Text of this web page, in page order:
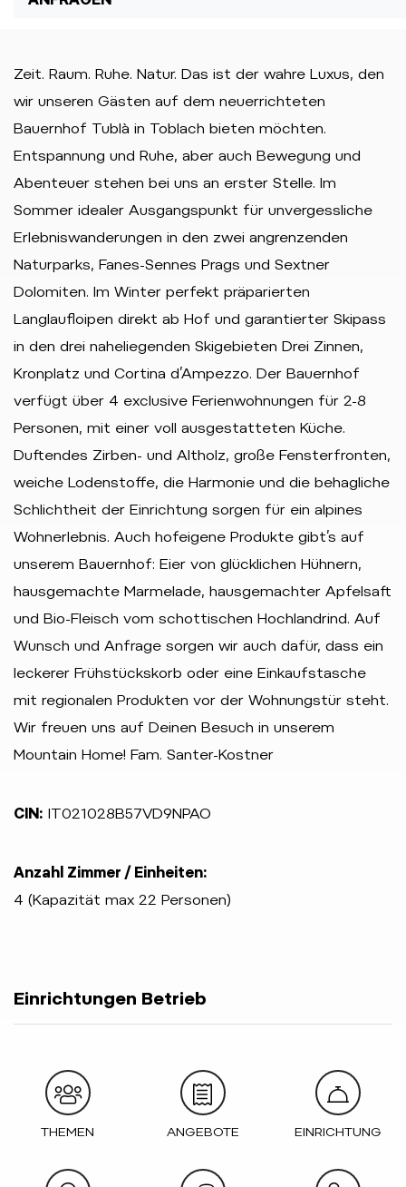
Zeit. Raum. Ruhe. Natur. Das ist der wahre Luxus, den
wir unseren Gästen auf dem neuerrichteten
Bauernhof Tublà in Toblach bieten möchten.
Entspannung und Ruhe, aber auch Bewegung und
Abenteuer stehen bei uns an erster Stelle. Im
Sommer idealer Ausgangspunkt für unvergessliche
Erlebniswanderungen in den zwei angrenzenden
Naturparks, Fanes-Sennes Prags und Sextner
Dolomiten. Im Winter perfekt präparierten
Langlaufloipen direkt ab Hof und garantierter Skipass
in den drei naheliegenden Skigebieten Drei Zinnen,
Kronplatz und Cortina d’Ampezzo. Der Bauernhof
verfügt über 4 exclusive Ferienwohnungen für 2-8
Personen, mit einer voll ausgestatteten Küche.
Duftendes Zirben- und Altholz, große Fensterfronten,
weiche Lodenstoffe, die Harmonie und die behagliche
Schlichtheit der Einrichtung sorgen für ein alpines
Wohnerlebnis. Auch hofeigene Produkte gibt’s auf
unserem Bauernhof: Eier von glücklichen Hühnern,
hausgemachte Marmelade, hausgemachter Apfelsaft
und Bio-Fleisch vom schottischen Hochlandrind. Auf
Wunsch und Anfrage sorgen wir auch dafür, dass ein
leckerer Frühstückskorb oder eine Einkaufstasche
mit regionalen Produkten vor der Wohnungstür steht.
Wir freuen uns auf Deinen Besuch in unserem
Mountain Home! Fam. Santer-Kostner
CIN: IT021028B57VD9NPAO
Anzahl Zimmer / Einheiten:
4 (Kapazität max 22 Personen)
Einrichtungen Betrieb
THEMEN ANGEBOTE EINRICHTUNG